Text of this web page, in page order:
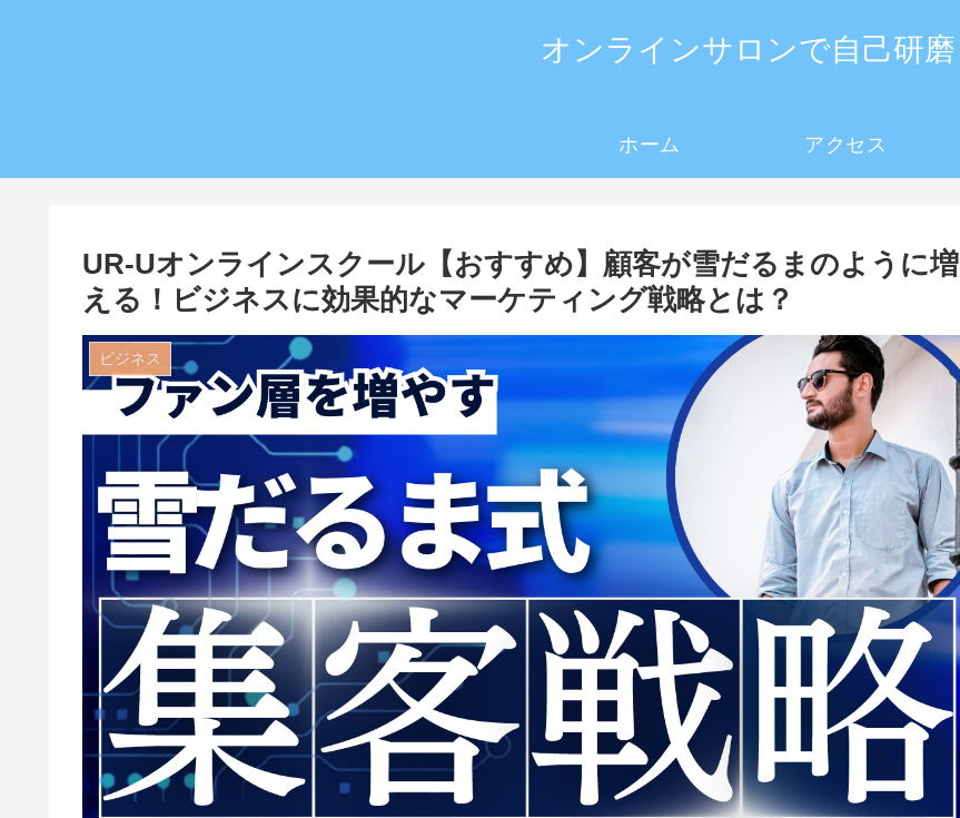
オンラインサロンで自己研磨
ホーム アクセス
UR-Uオンラインスクール【おすすめ】顧客が雪だるまのように増
える！ビジネスに効果的なマーケティング戦略とは？
ビジネス